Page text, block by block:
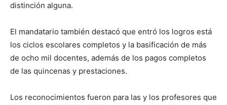
distinción alguna.
El mandatario también destacó que entró los logros está
los ciclos escolares completos y la basificación de más
de ocho mil docentes, además de los pagos completos
de las quincenas y prestaciones.
Los reconocimientos fueron para las y los profesores que